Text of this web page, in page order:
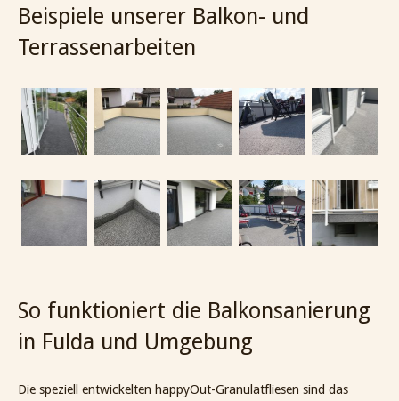
Beispiele unserer Balkon- und
Terrassenarbeiten
So funktioniert die Balkonsanierung
in Fulda und Umgebung
Die speziell entwickelten happyOut-Granulatfliesen sind das